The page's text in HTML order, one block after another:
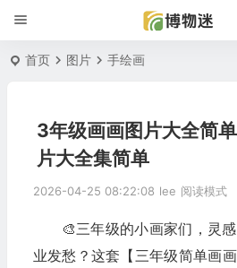
首页 图片 手绘画
3年级画画图片大全简
片大全集简单
2026-04-25 08:22:08 lee 阅读模式
🎨三年级的小画家们，灵
业发愁？这套【三年级简单画